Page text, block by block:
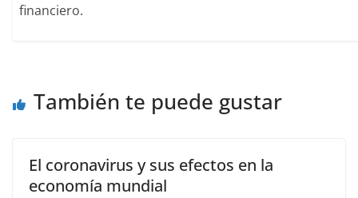
financiero.
También te puede gustar
El coronavirus y sus efectos en la
economía mundial